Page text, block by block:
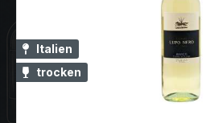
Italien
trocken